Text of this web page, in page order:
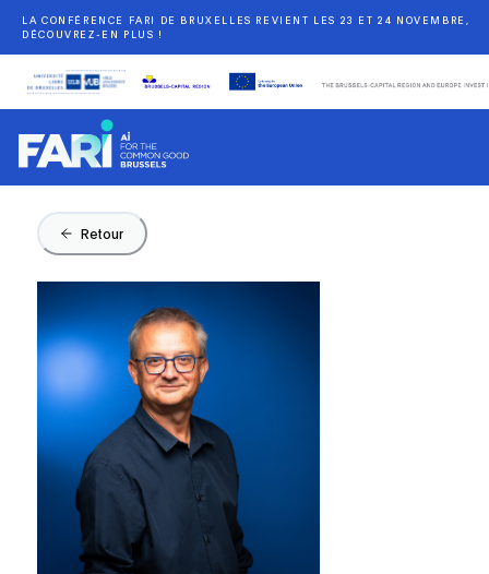
LA CONFÉRENCE FARI DE BRUXELLES REVIENT LES 23 ET 24 NOVEMBRE,
DÉCOUVREZ-EN PLUS !
Retour